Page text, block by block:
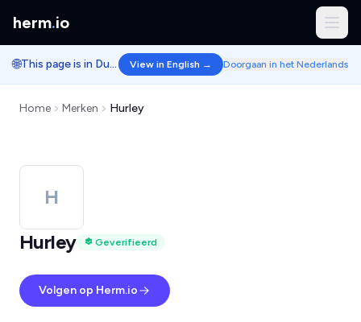
herm.io
🌐 This page is in Dutch. View in English → Doorgaan in het Nederlands
Home Merken Hurley
H
Hurley
Geverifieerd
Volgen op Herm.io